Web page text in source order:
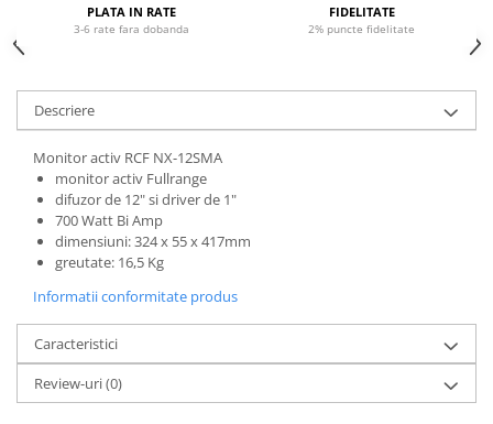
Accesorii de microfoane
Accesorii de rack
Clape MIDI
Controllere MIDI - USB DAW
Controllere monitoare de studio
Convertoare AD/DA
Interfete audio
Interfete MIDI si Cabluri Midi-USB
Microfoane de studio
Monitoare de studio
Pop filtre
Preamplificatoare
Protectii antifonice pentru urechi
PLATA IN RATE
3-6 rate fara dobanda
FIDELITATE
2% puncte fidelitate
Descriere
Monitor activ RCF NX-12SMA
monitor activ Fullrange
difuzor de 12" si driver de 1"
700 Watt Bi Amp
dimensiuni: 324 x 55 x 417mm
greutate: 16,5 Kg
Informatii conformitate produs
Caracteristici
Review-uri(0)